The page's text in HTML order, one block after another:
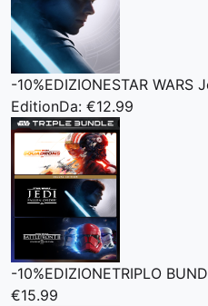
-10%EDIZIONESTAR WARS
EditionDa: €12.99
-10%EDIZIONETRIPLO
€15.99